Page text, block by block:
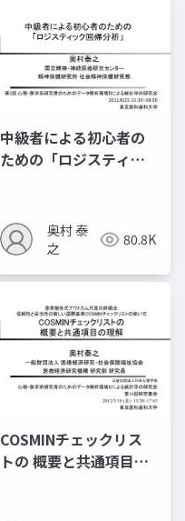
中級者による初心者の
ための「ロジスティッ
奥村 泰
之
80.8K
COSMINチェックリス
トの 概要と共通項目の